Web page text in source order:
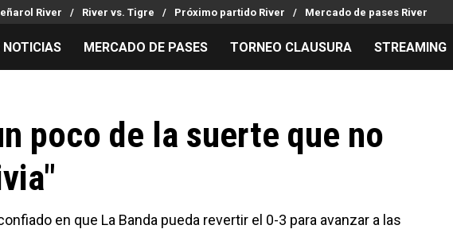
River River vs. Tigre Próximo partido River Mercado de pases River
Mercado de Pases
Análisis tácticos
Streaming
Entradas
MERCADO DE PASES TORNEO CLAUSURA STREAMING
poco de la suerte que no
en que La Banda pueda revertir el 0-3 para avanzar a las